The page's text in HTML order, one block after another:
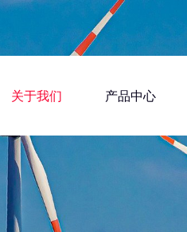
关于我们 产品中心